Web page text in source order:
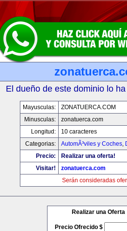
El dueño de este dominio lo
Mayusculas:
ZONATUERCA.COM
Minusculas:
zonatuerca.com
Longitud:
10 caracteres
Categorias:
AutomÃ³viles y Coches,
Precio:
Realizar una oferta!
Visitar!
zonatuerca.com
Serán consideradas
Realizar una Oferta
Precio Ofrecido $